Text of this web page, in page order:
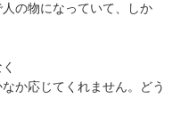
の物になっていて、しか
か応じてくれません。どう